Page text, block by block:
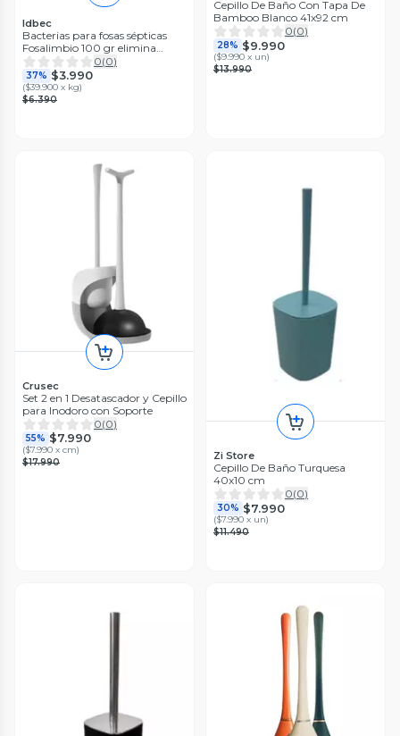
Idbec
Bacterias para fosas sépticas
Fosalimbio 100 gr elimina
olores y desintegra materia
orgánica
0(0)
37% $3.990
($39.900 x kg)
$6.390
Cepillo De Baño Con Tapa De
Bamboo Blanco 41x92 cm
0(0)
28% $9.990
($9.990 x un)
$13.990
Crusec
Set 2 en 1 Desatascador y Cepillo
para Inodoro con Soporte
0(0)
55% $7.990
($7.990 x cm)
$17.990
Zi Store
Cepillo De Baño Turquesa
40x10 cm
0(0)
30% $7.990
($7.990 x un)
$11.490